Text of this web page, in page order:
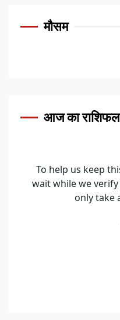
मौसम
आज का राशिफल